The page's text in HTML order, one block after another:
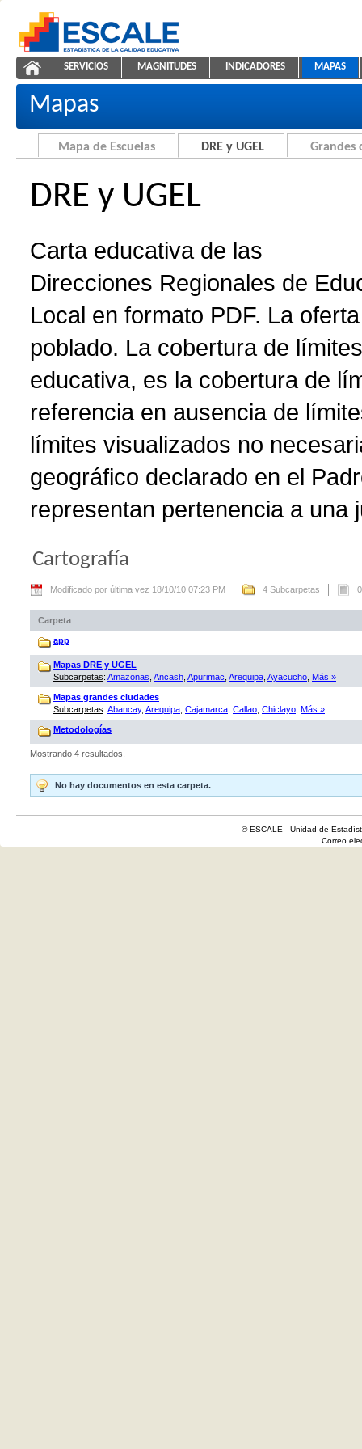
ESCALE - Unidad de Estadística Educativa
Carta educativa de DRE y UGEL
NAVEGACIÓN
SERVICIOS MAGNITUDES INDICADORES MAPAS
Mapas
Mapa de Escuelas DRE y UGEL Grandes
DRE y UGEL
Carta educativa de las
Direcciones Regionales de
Local en formato PDF. La
poblado. La cobertura de
educativa, es la cobertura de
referencia en ausencia de
límites visualizados no
geográfico declarado en el
representan pertenencia a una
Cartografía
Modificado por última vez 18/10/10 07:23 PM 4 Subcarpetas
Carpeta
app
Mapas DRE y UGEL
Subcarpetas: Amazonas Ancash Apurimac Arequipa Ayacucho Más »
Mapas grandes ciudades
Subcarpetas: Abancay, Arequipa Cajamarca Callao Chiclayo Más »
Metodologías
Mostrando 4 resultados.
No hay documentos en esta carpeta.
© ESCALE - Unidad de
Correo